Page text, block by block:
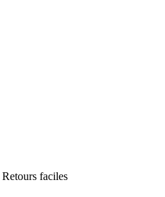
Retours faciles